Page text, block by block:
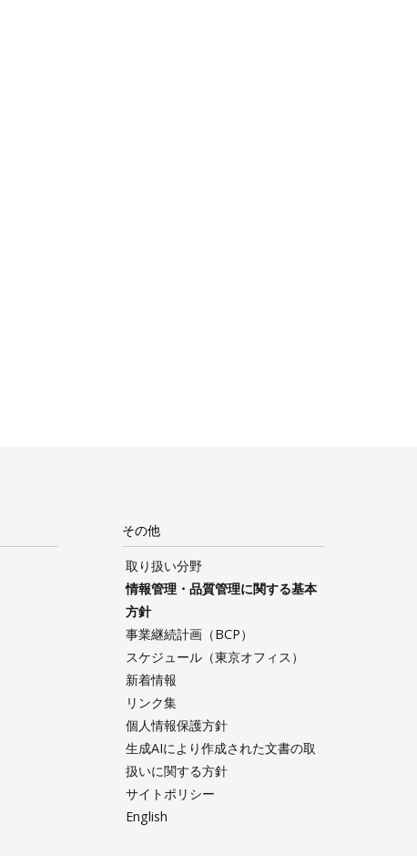
その他
取り扱い分野
情報管理・品質管理に関する基本
方針
事業継続計画（BCP）
スケジュール（東京オフィス）
新着情報
リンク集
個人情報保護方針
生成AIにより作成された文書の取
扱いに関する方針
サイトポリシー
English